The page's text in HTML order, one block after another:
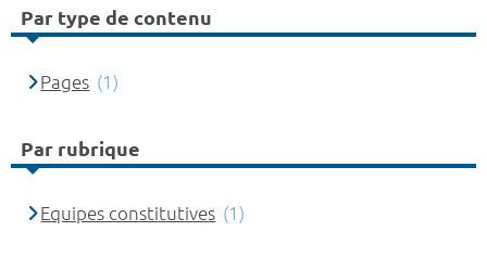
Par type de contenu
Pages (1)
Par rubrique
Equipes constitutives (1)